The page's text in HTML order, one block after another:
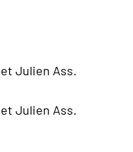
et Julien Ass.
et Julien Ass.